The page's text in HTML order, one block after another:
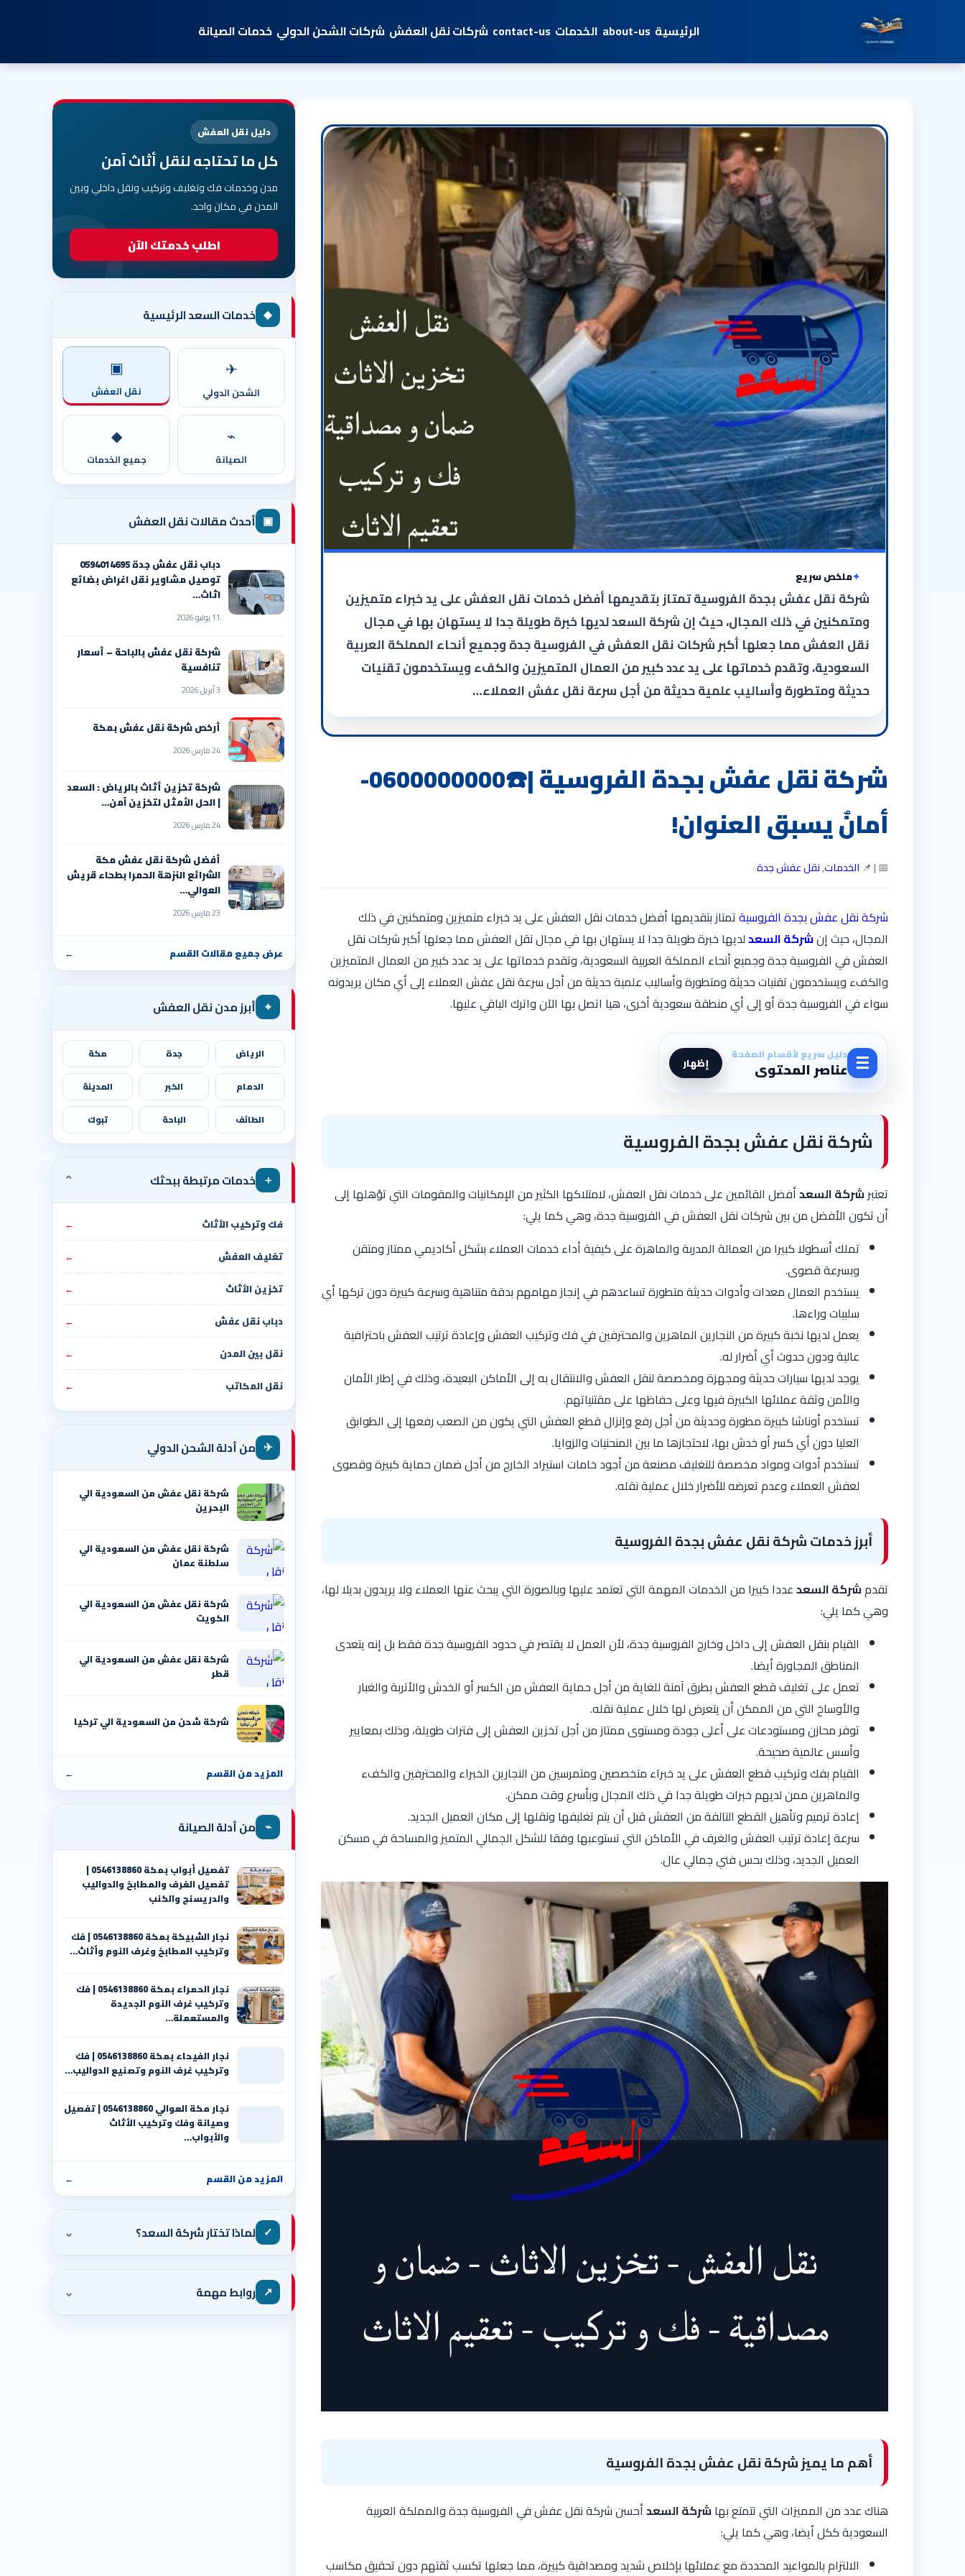
الرئيسية about-us الخدمات contact-us شركات نقل العفش شركات الشحن الدولي خدمات الصيانة
ملخص سريع
شركة نقل عفش بجدة الفروسية تمتاز بتقديمها أفضل خدمات نقل العفش على يد خبراء متميزين
ومتمكنين في ذلك المجال، حيث إن شركة السعد لديها خبرة طويلة جدا لا يستهان بها في مجال
نقل العفش مما جعلها أكبر شركات نقل العفش في الفروسية جدة وجميع أنحاء المملكة العربية
السعودية، وتقدم خدماتها على يد عدد كبير من العمال المتميزين والكفء ويستخدمون تقنيات
حديثة ومتطورة وأساليب علمية حديثة من أجل سرعة نقل عفش العملاء…
شركة نقل عفش بجدة الفروسية |☎️0600000000-
أمانٌ يسبق العنوان!
📅 | 📌 الخدمات,نقل عفش جدة
شركة نقل عفش بجدة الفروسيةتمتاز بتقديمها أفضل خدمات نقل العفش على يد خبراء متميزين ومتمكنين في ذلك
المجال، حيث إنشركة السعدلديها خبرة طويلة جدا لا يستهان بها في مجال نقل العفش مما جعلها أكبر شركات نقل
العفش في الفروسية جدة وجميع أنحاء المملكة العربية السعودية، وتقدم خدماتها على يد عدد كبير من العمال المتميزين
والكفء ويستخدمون تقنيات حديثة ومتطورة وأساليب علمية حديثة من أجل سرعة نقل عفش العملاء إلى أي مكان يريدونه
سواء في الفروسية جدة أو إلى أي منطقة سعودية أخرى، هيا اتصل بها الآن واترك الباقي عليها.
☰ دليل سريع لأقسام الصفحة
عناصر المحتوى إظهار
شركة نقل عفش بجدة الفروسية
تعتبرشركة السعدأفضل القائمين على خدمات نقل العفش، لامتلاكها الكثير من الإمكانيات والمقومات التي تؤهلها إلى
أن تكون الأفضل من بين شركات نقل العفش في الفروسية جدة، وهي كما يلي:
تملك أسطولا كبيرا من العمالة المدربة والماهرة على كيفية أداء خدمات العملاء بشكل أكاديمي ممتاز ومتقن
وبسرعة قصوى.
يستخدم العمال معدات وأدوات حديثة متطورة تساعدهم في إنجاز مهامهم بدقة متناهية وسرعة كبيرة دون تركها أي
سلبيات وراءها.
يعمل لديها نخبة كبيرة من النجارين الماهرين والمحترفين في فك وتركيب العفش وإعادة ترتيب العفش باحترافية
عالية ودون حدوث أي أضرار له.
يوجد لديها سيارات حديثة ومجهزة ومخصصة لنقل العفش والانتقال به إلى الأماكن البعيدة، وذلك في إطار الأمان
والأمن وثقة عملائها الكبيرة فيها وعلى حفاظها على مقتنياتهم.
تستخدم أوناشا كبيرة مطورة وحديثة من أجل رفع وإنزال قطع العفش التي يكون من الصعب رفعها إلى الطوابق
العليا دون أي كسر أو خدش بها، لاحتجازها ما بين المنحنيات والزوايا.
تستخدم أدوات ومواد مخصصة للتغليف مصنعة من أجود خامات استيراد الخارج من أجل ضمان حماية كبيرة وقصوى
لعفش العملاء وعدم تعرضه للأضرار خلال عملية نقله.
أبرز خدمات شركة نقل عفش بجدة الفروسية
تقدمشركة السعدعددا كبيرا من الخدمات المهمة التي تعتمد عليها وبالصورة التي يبحث عنها العملاء ولا يريدون بديلا لها،
وهي كما يلي:
القيام بنقل العفش إلى داخل وخارج الفروسية جدة، لأن العمل لا يقتصر في حدود الفروسية جدة فقط بل إنه يتعدى
المناطق المجاورة أيضا.
تعمل على تغليف قطع العفش بطرق آمنة للغاية من أجل حماية العفش من الكسر أو الخدش والأتربة والغبار
والأوساخ التي من الممكن أن يتعرض لها خلال عملية نقله.
توفر محازن ومستودعات على أعلى جودة ومستوى ممتاز من أجل تخزين العفش إلى فترات طويلة، وذلك بمعايير
وأسس عالمية صحيحة.
القيام بفك وتركيب قطع العفش على يد خبراء متخصصين ومتمرسين من النجارين الخبراء والمحترفين والكفء
والماهرين ممن لديهم خبرات طويلة جدا في ذلك المجال وبأسرع وقت ممكن.
إعادة ترميم وتأهيل القطع التالفة من العفش قبل أن يتم تغليفها ونقلها إلى مكان العميل الجديد.
سرعة إعادة ترتيب العفش والغرف في الأماكن التي تستوعبها وفقا للشكل الجمالي المتميز والمساحة في مسكن
العميل الجديد، وذلك بحس فني جمالي عال.
أهم ما يميز شركة نقل عفش بجدة الفروسية
هناك عدد من المميزات التي تتمتع بهاشركة السعدأحسن شركة نقل عفش في الفروسية جدة والمملكة العربية
السعودية ككل أيضا، وهي كما يلي:
الالتزام بالمواعيد المحددة مع عملائها بإخلاص شديد ومصداقية كبيرة، مما جعلها تكسب ثقتهم دون تحقيق مكاسب
دليل نقل العفش
كل ما تحتاجه لنقل أثاث آمن
مدن وخدمات فك وتغليف وتركيب ونقل داخلي وبين
المدن في مكان واحد.
اطلب خدمتك الآن
◆ خدمات السعد الرئيسية
✈
الشحن الدولي
▣
نقل العفش
⌁
الصيانة
◆
جميع الخدمات
▣ أحدث مقالات نقل العفش
دباب نقل عفش جدة 0594014695
توصيل مشاوير نقل اغراض بضائع
اثاث…
11 يوليو 2026
شركة نقل عفش بالباحة – أسعار
تنافسية
3 أبريل 2026
أرخص شركة نقل عفش بمكة
24 مارس 2026
شركة تخزين أثاث بالرياض : السعد
| الحل الأمثل لتخزين آمن…
24 مارس 2026
أفضل شركة نقل عفش مكة
الشرائع النزهة الحمرا بطحاء قريش
العوالي…
23 مارس 2026
عرض جميع مقالات القسم ←
⌖ أبرز مدن نقل العفش
الرياض جدة مكة
الدمام الخبر المدينة
الطائف الباحة تبوك
＋ خدمات مرتبطة ببحثك ⌄
فك وتركيب الأثاث
←
تغليف العفش
←
تخزين الأثاث
←
دباب نقل عفش
←
نقل بين المدن
←
نقل المكاتب
←
✈ من أدلة الشحن الدولي
شركة نقل عفش من السعودية الي
البحرين
شركة نقل عفش من السعودية الي
سلطنة عمان
شركة نقل عفش من السعودية الي
الكويت
شركة نقل عفش من السعودية الي
قطر
شركة شحن من السعودية الي تركيا
المزيد من القسم ←
⌁ من أدلة الصيانة
تفصيل أبواب بمكة 0546138860 |
تفصيل الغرف والمطابخ والدواليب
والدريسنج والكنب
نجار الشبيكة بمكة 0546138860⁩ | فك
وتركيب المطابخ وغرف النوم وأثاث…
نجار الحمراء بمكة 0546138860⁩ | فك
وتركيب غرف النوم الجديدة
والمستعملة…
نجار الفيحاء بمكة 0546138860⁩ | فك
وتركيب غرف النوم وتصنيع الدواليب…
نجار مكة العوالي 0546138860⁩ | تفصيل
وصيانة وفك وتركيب الأثاث
والأبواب…
المزيد من القسم ←
✓ لماذا تختار شركة السعد؟ ⌄
↗ روابط مهمة ⌄